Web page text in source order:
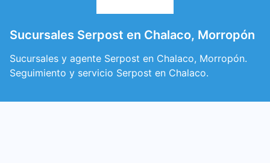
Sucursales Serpost en Chalaco, Morropón
Sucursales y agente Serpost en Chalaco, Morropón.
Seguimiento y servicio Serpost en Chalaco.